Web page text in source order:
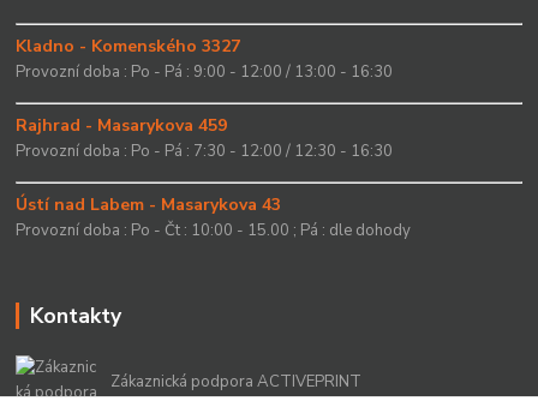
Kladno - Komenského 3327
Provozní doba : Po - Pá : 9:00 - 12:00 / 13:00 - 16:30
Rajhrad - Masarykova 459
Provozní doba : Po - Pá : 7:30 - 12:00 / 12:30 - 16:30
Ústí nad Labem - Masarykova 43
Provozní doba : Po - Čt : 10:00 - 15.00 ; Pá : dle dohody
Kontakty
Zákaznická podpora ACTIVEPRINT